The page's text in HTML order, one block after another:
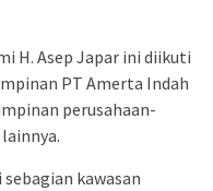
H. Asep Japar ini diikuti
PT Amerta Indah
perusahaan-
kawasan